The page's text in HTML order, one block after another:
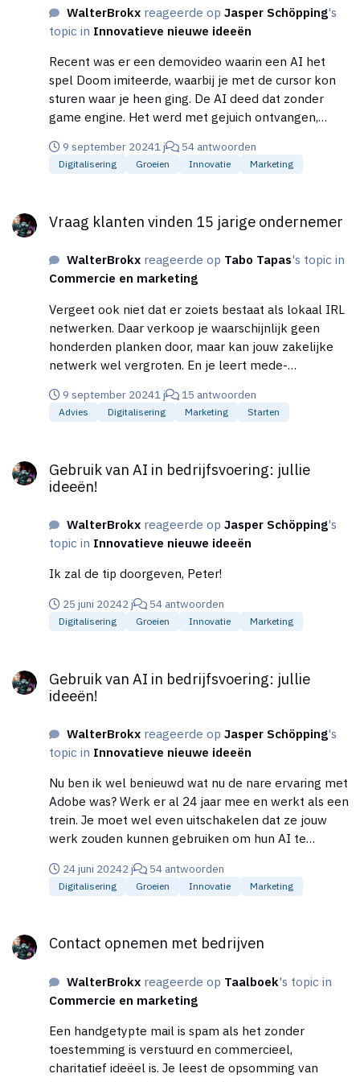
WalterBrokx reageerde opJasper Schöpping's
topic in Innovatieve nieuwe ideeën
Recent was er een demovideo waarin een AI het
spel Doom imiteerde, waarbij je met de cursor kon
sturen waar je heen ging. De AI deed dat zonder
game engine. Het werd met gejuich ontvangen,
1000 maal hoger energie- en geheugenverbruik. En
omdat je bij door AI gegenereerde video's weinig
meer dan 10 jaar bestaan in 3D-software. Dat is het
conclusie is dat op dat gebied 3D-software een
toegankelijkere UI en UX kunnen gebruiken, want
veel mensen zien die AI en denken dat het iets
nieuws is. Toch gebruik ik soms gen A.I. om een idee
te illustreren. Als snelle schetser voor moodboards
is het best goed, zolang je niet teveel naar details
9 september 20241 j 54 antwoorden
Digitalisering Groeien Innovatie Marketing
Vraag klanten vinden 15 jarige ondernemer
WalterBrokx reageerde op Tabo Tapas's topic in
Commercie en marketing
Vergeet ook niet dat er zoiets bestaat als lokaal IRL
netwerken. Daar verkoop je waarschijnlijk geen
honderden planken door, maar kan jouw zakelijke
netwerk wel vergroten. En je leert mede-
kunt leren.
9 september 20241 j 15 antwoorden
Advies Digitalisering Marketing Starten
Gebruik van AI in bedrijfsvoering: jullie
ideeën!
WalterBrokx reageerde opJasper Schöpping's
topic in Innovatieve nieuwe ideeën
Ik zal de tip doorgeven, Peter!
25 juni 20242 j 54 antwoorden
Digitalisering Groeien Innovatie Marketing
Gebruik van AI in bedrijfsvoering: jullie
ideeën!
WalterBrokx reageerde opJasper Schöpping's
topic in Innovatieve nieuwe ideeën
Nu ben ik wel benieuwd wat nu de nare ervaring met
Adobe was? Werk er al 24 jaar mee en werkt als een
trein. Je moet wel even uitschakelen dat ze jouw
werk zouden kunnen gebruiken om hun AI te
gemaakt is, zou je kunnen beargumenteren dat je
niet echt bezwaar mag maken (En Adobe software
en meer vraagt van jouw hardware, maar vervolgens
A.I. blijft a roll of the dice vol inconsistentie in en
tussen shots. Wil je er serieus een verhaal mee
vertellen, dan moet je nog altijd flink oppoetsen. De
Airhead video die zgn helemaal met SORA gemaakt
was, bleek uiteindelijk zwaar bewerkt door mensen.
24 juni 20242 j 54 antwoorden
Digitalisering Groeien Innovatie Marketing
Contact opnemen met bedrijven
WalterBrokx reageerde op Taalboek's topic in
Commercie en marketing
Een handgetypte mail is spam als het zonder
toestemming is verstuurd en commercieel,
charitatief ideëel is. Je leest de opsomming van